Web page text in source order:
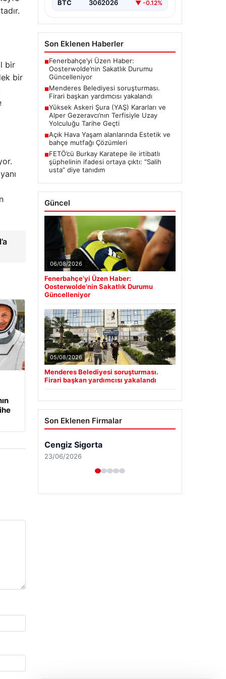
bir
bir
BTC 3062026 ▼ -0.12%
Son Eklenen Haberler
■Fenerbahçe’yi Üzen Haber:
Oosterwolde’nin Sakatlık Durumu
Güncelleniyor
■Menderes Belediyesi soruşturması.
Firari başkan yardımcısı yakalandı
■Yüksek Askeri Şura (YAŞ) Kararları ve
Alper Gezeravcı’nın Terfisiyle Uzay
Yolculuğu Tarihe Geçti
■Açık Hava Yaşam alanlarında Estetik ve
bahçe mutfağı Çözümleri
■FETÖ’cü Burkay Karatepe ile irtibatlı
şüphelinin ifadesi ortaya çıktı: “Salih
usta” diye tanıdım
Güncel
06/08/2026
Fenerbahçe’yi Üzen Haber:
Oosterwolde’nin Sakatlık Durumu
Güncelleniyor
05/08/2026
Menderes Belediyesi soruşturması.
Firari başkan yardımcısı yakalandı
Son Eklenen Firmalar
Cengiz Sigorta
23/06/2026